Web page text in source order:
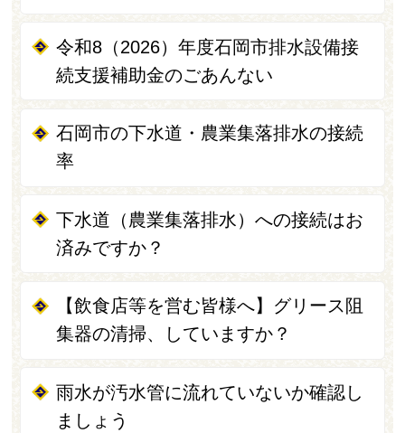
令和8（2026）年度石岡市排水設備接
続支援補助金のごあんない
石岡市の下水道・農業集落排水の接続
率
下水道（農業集落排水）への接続はお
済みですか？
【飲食店等を営む皆様へ】グリース阻
集器の清掃、していますか？
雨水が汚水管に流れていないか確認し
ましょう